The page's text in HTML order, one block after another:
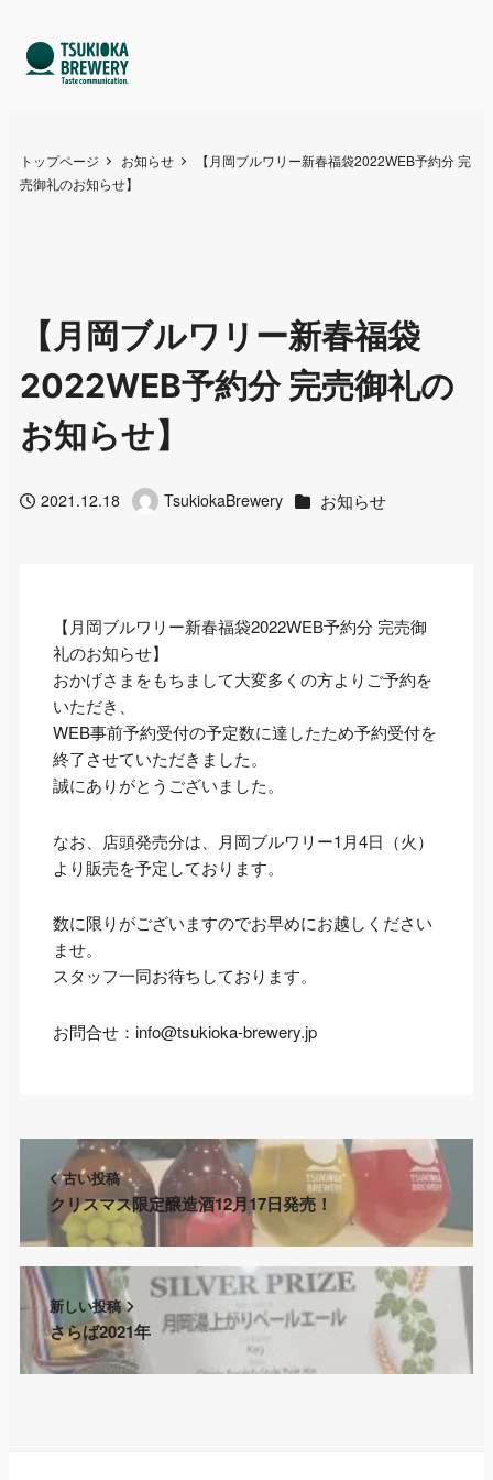
トップページ お知らせ
【月岡ブルワリー新春福袋2022WEB予約分 完
売御礼のお知らせ】
【月岡ブルワリー新春福袋
2022WEB予約分 完売御礼の
お知らせ】
投稿日2021.12.18 著
TsukiokaBrewery カテゴリー
お知らせ
【月岡ブルワリー新春福袋2022WEB予約分 完売御
礼のお知らせ】
おかげさまをもちまして大変多くの方よりご予約を
いただき、
WEB事前予約受付の予定数に達したため予約受付を
終了させていただきました。
誠にありがとうございました。
なお、店頭発売分は、月岡ブルワリー1月4日（火）
より販売を予定しております。
数に限りがございますのでお早めにお越しください
ませ。
スタッフ一同お待ちしております。
お問合せ：info@tsukioka-brewery.jp
古い投稿
クリスマス限定醸造酒12月17日発売！
新しい投稿
さらば2021年